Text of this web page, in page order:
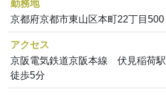
勤務地
京都府京都市東山区本町22丁目500
アクセス
京阪電気鉄道京阪本線 伏見稲荷駅
徒歩5分